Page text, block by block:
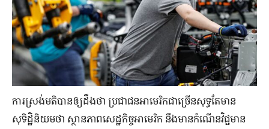
ការស្រង់មតិបានឲ្យដឹងថា ប្រជាជនអាមេរិកជាច្រើនសុទ្ធតែមាន
សុទិដ្ឋិនិយមថា ស្ថានភាពសេដ្ឋកិច្ចអាមេរិក នឹងមានកំណើនវិជ្ជមាន